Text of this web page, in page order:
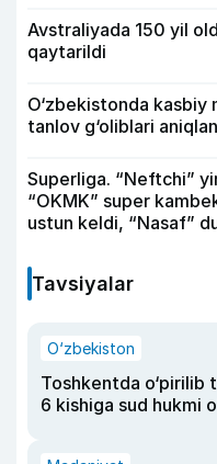
Avstraliyada 150 yil
qaytarildi
O‘zbekistonda kasbiy
tanlov g‘oliblari
Superliga. “Neftchi”
“OKMK” super
ustun keldi, “Nasaf”
Tavsiyalar
O‘zbekiston
Toshkentda o‘pirilib
6 kishiga sud hukmi